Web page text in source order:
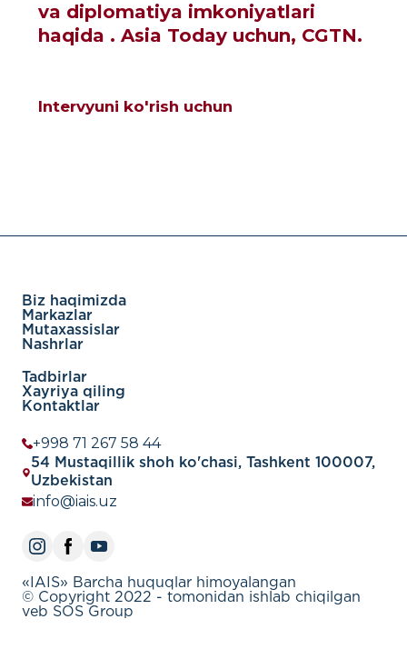
va diplomatiya imkoniyatlari
haqida . Asia Today uchun, CGTN.
Intervyuni ko'rish uchun
Biz haqimizda
Markazlar
Mutaxassislar
Nashrlar
Tadbirlar
Xayriya qiling
Kontaktlar
+998 71 267 58 44
54 Mustaqillik shoh ko'chasi, Tashkent 100007,
Uzbekistan
info@iais.uz
«IAIS» Barcha huquqlar himoyalangan
© Copyright 2022 - tomonidan ishlab chiqilgan
veb SOS Group